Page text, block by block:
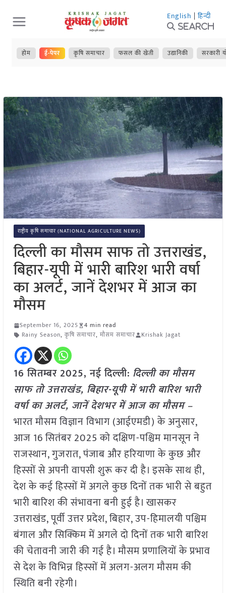
Skip
to
content
English | हिन्दी
Search
होम ई-पेपर कृषि समाचार फसल की खेती उद्यानिकी सरकारी
राष्ट्रीय कृषि समाचार (NATIONAL AGRICULTURE NEWS)
दिल्ली का मौसम साफ तो उत्तराखंड,
बिहार-यूपी में भारी बारिश भारी वर्षा
का अलर्ट, जानें देशभर में आज का
मौसम
September 16, 2025
4 min read
Rainy Season, कृषि समाचार, मौसम समाचार Krishak Jagat
16 सितम्बर 2025, नई दिल्ली: दिल्ली का मौसम
साफ तो उत्तराखंड, बिहार-यूपी में भारी बारिश भारी
वर्षा का अलर्ट, जानें देशभर में आज का मौसम –
भारत मौसम विज्ञान विभाग (आईएमडी) के अनुसार,
आज 16 सितंबर 2025 को दक्षिण-पश्चिम मानसून ने
राजस्थान, गुजरात, पंजाब और हरियाणा के कुछ और
हिस्सों से अपनी वापसी शुरू कर दी है। इसके साथ ही,
देश के कई हिस्सों में अगले कुछ दिनों तक भारी से बहुत
भारी बारिश की संभावना बनी हुई है। खासकर
उत्तराखंड, पूर्वी उत्तर प्रदेश, बिहार, उप-हिमालयी पश्चिम
बंगाल और सिक्किम में अगले दो दिनों तक भारी बारिश
की चेतावनी जारी की गई है। मौसम प्रणालियों के प्रभाव
से देश के विभिन्न हिस्सों में अलग-अलग मौसम की
स्थिति बनी रहेगी।